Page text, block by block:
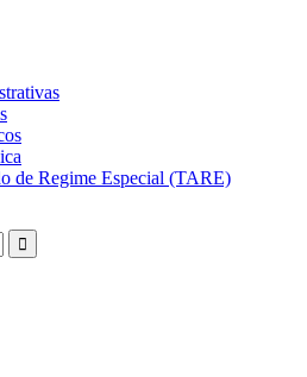
de Regime Especial (TARE)